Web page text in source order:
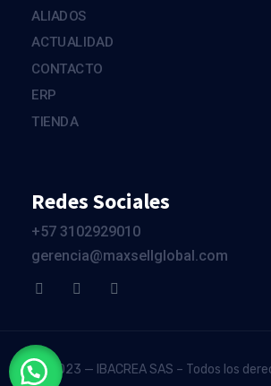
ALIADOS
ACTUALIDAD
CONTACTO
ERP
TIENDA
Redes Sociales
+57 3102929010
gerencia@maxsellglobal.com
© 2023 — IBACREA SAS – Todos los